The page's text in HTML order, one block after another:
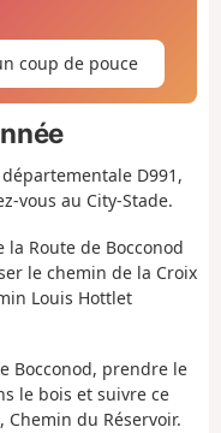
coup de pouce
D991,
vous au City-Stade.
Route de Bocconod
le chemin de la Croix
Louis Hottlet
Bocconod, prendre le
le bois et suivre ce
du Réservoir.